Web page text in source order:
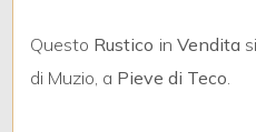
Questo Rustico in Vendita
di Muzio, a Pieve di Teco.